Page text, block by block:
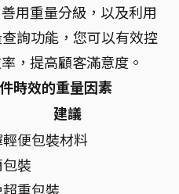
用重量分級，以及利用
詢功能，您可以有效控
，提高顧客滿意度。
時效的重量因素
建議
便包裝材料
裝
重包裝